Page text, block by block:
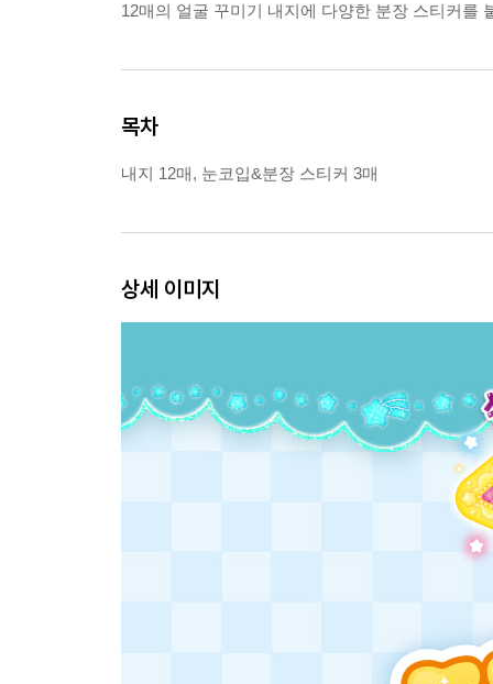
12매의 얼굴 꾸미기 내지에 다양한 분장 스티커를
목차
내지 12매, 눈코입&분장 스티커 3매
상세 이미지